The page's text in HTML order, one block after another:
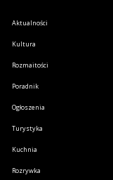
Aktualności
Kultura
Rozmaitości
Poradnik
Ogłoszenia
Turystyka
Kuchnia
Rozrywka